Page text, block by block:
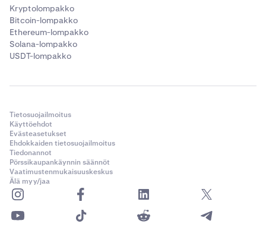
Ethereum
ETH
1%
Solana
SOL
7.50%
0.50%
—
Kryptolompakko
Bitcoin-lompakko
Ethereum-lompakko
Solana-lompakko
USDT-lompakko
Tietosuojailmoitus
Käyttöehdot
Evästeasetukset
Ehdokkaiden tietosuojailmoitus
Tiedonannot
Pörssikaupankäynnin säännöt
Vaatimustenmukaisuuskeskus
Älä myy/jaa